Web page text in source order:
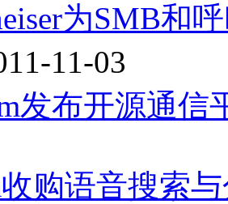
为SMB和
11-03
发布开源通信
收购语音搜索